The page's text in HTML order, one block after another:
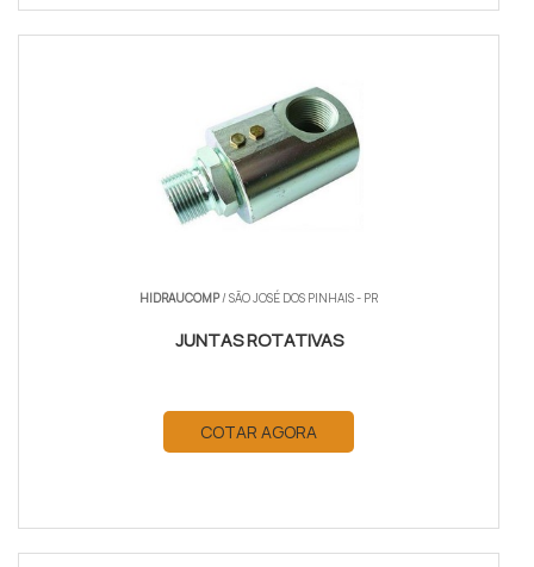
HIDRAUCOMP/ SÃO JOSÉ DOS PINHAIS - PR
JUNTAS ROTATIVAS
COTAR AGORA